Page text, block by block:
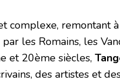
complexe, remontant
les Romains, les
et 20ème siècles,
des artistes et